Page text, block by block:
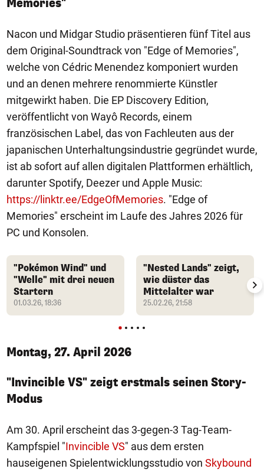
Nacon und Midgar Studio präsentieren fünf Titel aus
dem Original-Soundtrack von "Edge of Memories",
welche von Cédric Menendez komponiert wurden
und an denen mehrere renommierte Künstler
mitgewirkt haben. Die EP Discovery Edition,
veröffentlicht von Wayô Records, einem
französischen Label, das von Fachleuten aus der
japanischen Unterhaltungsindustrie gegründet wurde,
ist ab sofort auf allen digitalen Plattformen erhältlich,
darunter Spotify, Deezer und Apple Music:
https://linktr.ee/EdgeOfMemories. "Edge of
Memories" erscheint im Laufe des Jahres 2026 für
PC und Konsolen.
"Pokémon Wind" und
"Welle" mit drei neuen
Startern
01.03.26, 18:36
"Nested Lands" zeigt,
wie düster das
Mittelalter war
25.02.26, 21:58
Montag, 27. April 2026
"Invincible VS" zeigt erstmals seinen Story-
Modus
Am 30. April erscheint das 3-gegen-3 Tag-Team-
Kampfspiel "Invincible VS" aus dem ersten
hauseigenen Spielentwicklungsstudio von Skybound